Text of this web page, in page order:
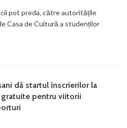
pot preda, către autoritățile
Casa de Cultură a studenților
dă startul înscrierilor la
pentru viitorii